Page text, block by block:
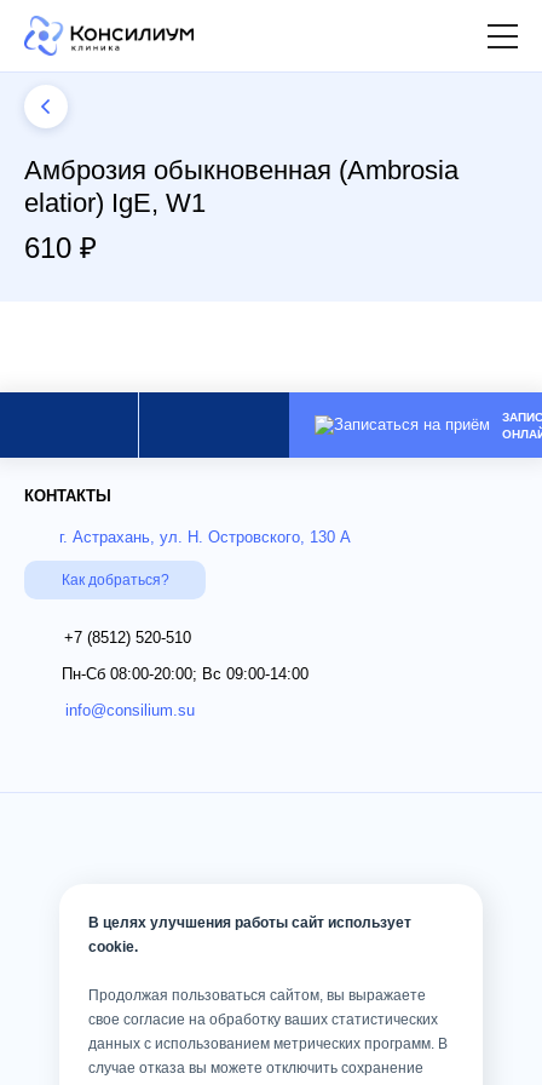
Амброзия обыкновенная (Ambrosia
elatior) IgE, W1
610 ₽
КОНТАКТЫ
г. Астрахань, ул. Н. Островского, 130 А
Как добраться?
+7 (8512) 520-510
Пн-Сб 08:00-20:00; Вс 09:00-14:00
info@consilium.su
В целях улучшения работы сайт использует
cookie.
Продолжая пользоваться сайтом, вы выражаете
свое согласие на обработку ваших статистических
данных с использованием метрических программ. В
случае отказа вы можете отключить сохранение